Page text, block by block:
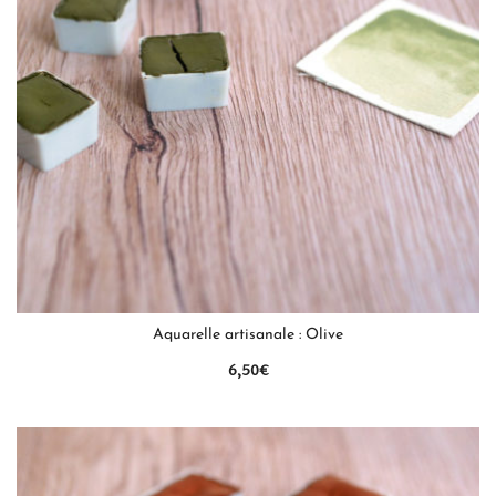
QUICK VIEW
Aquarelle artisanale : Olive
6,50€